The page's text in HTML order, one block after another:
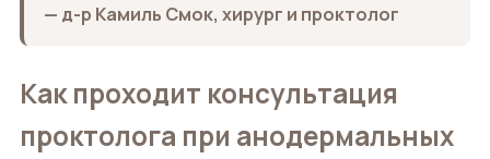
— д-р Камиль Смок, хирург и проктолог
Как проходит консультация
проктолога при анодермальных